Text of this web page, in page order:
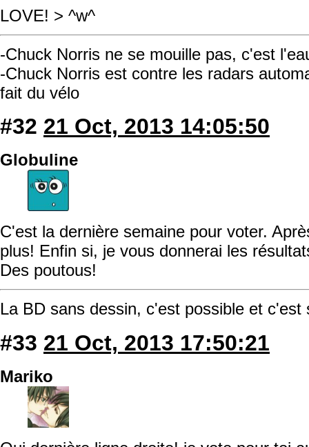
LOVE! > ^w^
-Chuck Norris ne se mouille pas, c'est
-Chuck Norris est contre les radars
fait du vélo
#32 21 Oct, 2013 14:05:50
Globuline
C'est la dernière semaine pour voter.
plus! Enfin si, je vous donnerai les
Des poutous!
La BD sans dessin, c'est possible et
#33 21 Oct, 2013 17:50:21
Mariko